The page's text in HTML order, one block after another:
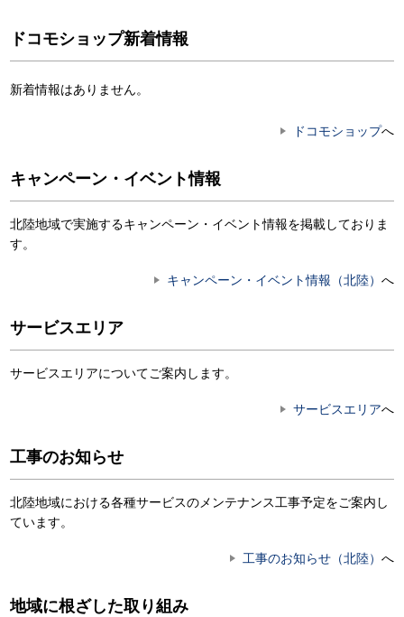
ドコモショップ新着情報
新着情報はありません。
ドコモショップへ
キャンペーン・イベント情報
北陸地域で実施するキャンペーン・イベント情報を掲載しておりま
す。
キャンペーン・イベント情報（北陸） へ
サービスエリア
サービスエリアについてご案内します。
サービスエリアへ
工事のお知らせ
北陸地域における各種サービスのメンテナンス工事予定をご案内し
ています。
工事のお知らせ（北陸） へ
地域に根ざした取り組み